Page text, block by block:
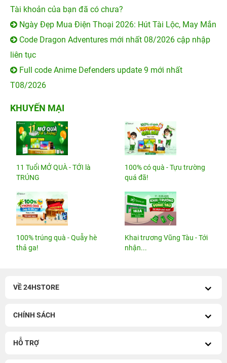
Tài khoản của bạn đã có chưa?
Ngày Đẹp Mua Điện Thoại 2026: Hút Tài Lộc, May Mắn
Code Dragon Adventures mới nhất 08/2026 cập nhập
liên tục
Full code Anime Defenders update 9 mới nhất
T08/2026
KHUYẾN MẠI
11 Tuổi MỞ QUÀ - TỚI là
TRÚNG
100% có quà - Tựu trường
quá đã!
100% trúng quà - Quẫy hè
thả ga!
Khai trương Vũng Tàu - Tới
nhận...
VỀ 24HSTORE
CHÍNH SÁCH
HỖ TRỢ